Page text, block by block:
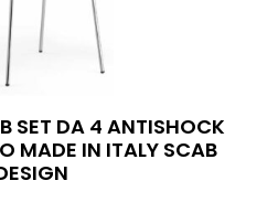
SET DA 4 ANTISHOCK
MADE IN ITALY SCAB